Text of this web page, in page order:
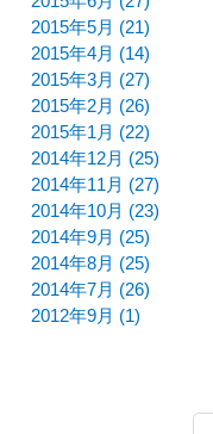
2015年5月 (21)
2015年4月 (14)
2015年3月 (27)
2015年2月 (26)
2015年1月 (22)
2014年12月 (25)
2014年11月 (27)
2014年10月 (23)
2014年9月 (25)
2014年8月 (25)
2014年7月 (26)
2012年9月 (1)